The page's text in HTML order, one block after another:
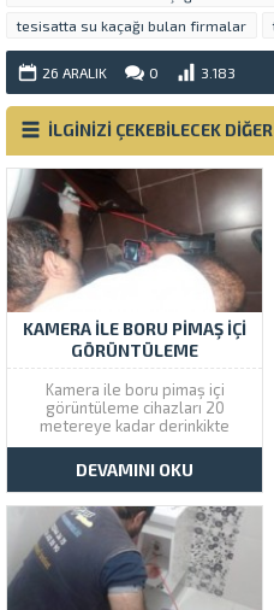
tesisatta su kaçağı bulan firmalar
26 ARALIK 0 3.183
İLGİNİZİ ÇEKEBİLECEK
KAMERA ILE BORU PIMAŞ IÇI
GÖRÜNTÜLEME
Kamera ile boru pimaş içi
görüntüleme cihazları 20
metereye kadar derinkikte
tesisatın içini
görüntüleyebiliyoruz. Tıkanıklık
mı var yoksa su kaçağı mı ?
Çözüm Tesisat kamera
sistemleri ile görüntüleme
yaptıktan sonra çözümler sunar.
Kamera ile boru içini
görüntüledikten sonra tıkanıklık
var...
DEVAMINI OKU